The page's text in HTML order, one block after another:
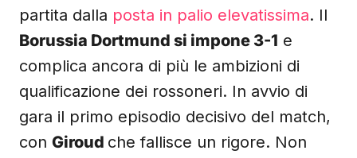
partita dalla posta in palio elevatissima. Il
Borussia Dortmund si impone 3-1 e
complica ancora di più le ambizioni di
qualificazione dei rossoneri. In avvio di
gara il primo episodio decisivo del match,
con Giroud che fallisce un rigore. Non